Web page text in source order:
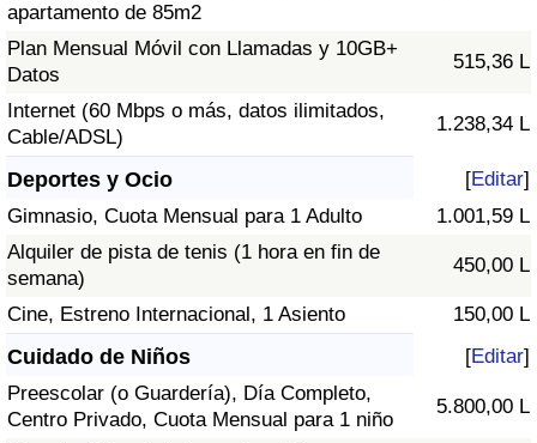
apartamento de 85m2
Plan Mensual Móvil con Llamadas y 10GB+
Datos
515,36 L
Internet (60 Mbps o más, datos ilimitados,
Cable/ADSL)
1.238,34 L
Deportes y Ocio [Editar]
Gimnasio, Cuota Mensual para 1 Adulto
1.001,59 L
Alquiler de pista de tenis (1 hora en fin de
semana)
450,00 L
Cine, Estreno Internacional, 1 Asiento 150,00 L
Cuidado de Niños [Editar]
Preescolar (o Guardería), Día Completo,
Centro Privado, Cuota Mensual para 1 niño
5.800,00 L